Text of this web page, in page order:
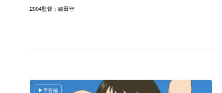
2004監督：細田守
予告編